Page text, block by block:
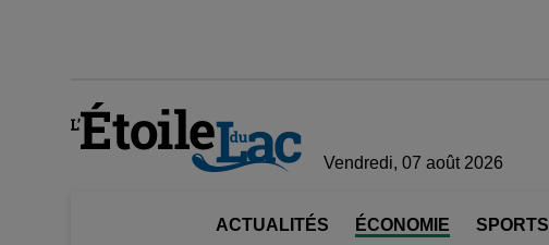
Vendredi, 07 août 2026
ACTUALITÉS ÉCONOMIE SPORTS